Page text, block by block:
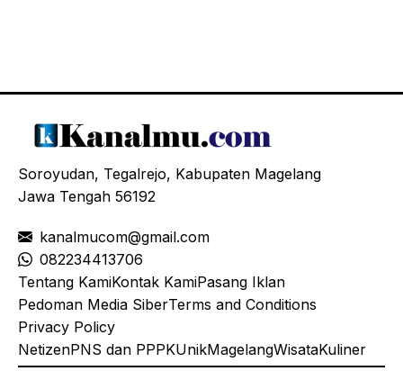
Soroyudan, Tegalrejo, Kabupaten Magelang
Jawa Tengah 56192
kanalmucom@gmail.com
082234413706
Tentang KamiKontak KamiPasang Iklan
Pedoman Media SiberTerms and Conditions
Privacy Policy
NetizenPNS dan PPPKUnikMagelangWisataKuliner